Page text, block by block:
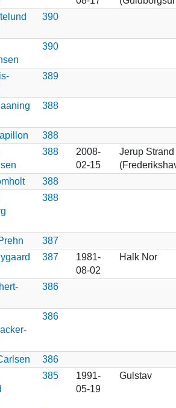
390
390
389
388
388
388
2008-
02-15
Jerup
388
388
387
387
1981-
08-02
Halk Nor
386
386
386
385
1991-
05-19
Gulstav